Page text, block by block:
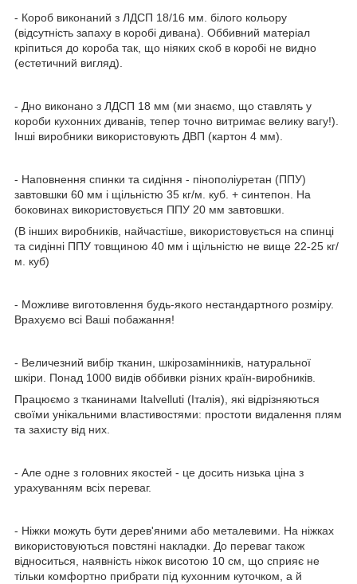
- Короб виконаний з ЛДСП 18/16 мм. білого кольору
(відсутність запаху в коробі дивана). Оббивний матеріал
кріпиться до короба так, що ніяких скоб в коробі не видно
(естетичний вигляд).
- Дно виконано з ЛДСП 18 мм (ми знаємо, що ставлять у
короби кухонних диванів, тепер точно витримає велику вагу!).
Інші виробники використовують ДВП (картон 4 мм).
- Наповнення спинки та сидіння - пінополіуретан (ППУ)
завтовшки 60 мм і щільністю 35 кг/м. куб. + синтепон. На
боковинах використовується ППУ 20 мм завтовшки.
(В інших виробників, найчастіше, використовується на спинці
та сидінні ППУ товщиною 40 мм і щільністю не вище 22-25 кг/
м. куб)
- Можливе виготовлення будь-якого нестандартного розміру.
Врахуємо всі Ваші побажання!
- Величезний вибір тканин, шкірозамінників, натуральної
шкіри. Понад 1000 видів оббивки різних країн-виробників.
Працюємо з тканинами Italvelluti (Італія), які відрізняються
своїми унікальними властивостями: простоти видалення плям
та захисту від них.
- Але одне з головних якостей - це досить низька ціна з
урахуванням всіх переваг.
- Ніжки можуть бути дерев'яними або металевими. На ніжках
використовуються повстяні накладки. До переваг також
відноситься, наявність ніжок висотою 10 см, що сприяє не
тільки комфортно прибрати під кухонним куточком, а й